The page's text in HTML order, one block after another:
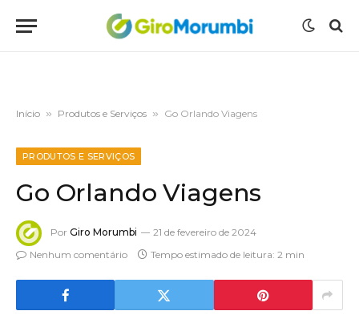
Início » Produtos e Serviços » Go Orlando Viagens
PRODUTOS E SERVIÇOS
Go Orlando Viagens
Por Giro Morumbi
21 de fevereiro de 2024
Nenhum comentário
Tempo estimado de leitura: 2 min